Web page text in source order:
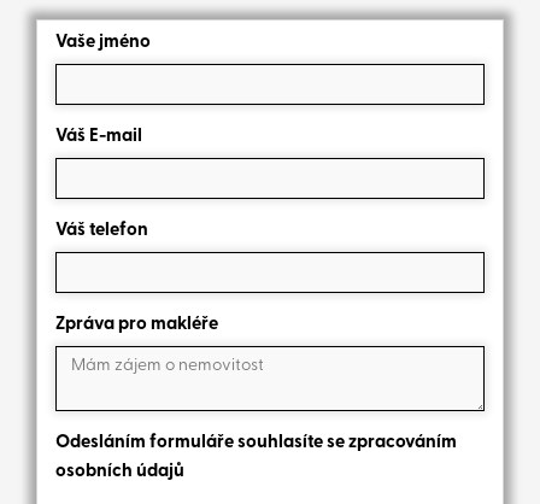
Vaše jméno
Váš E-mail
Váš telefon
Zpráva pro makléře
Odesláním formuláře souhlasíte se zpracováním
osobních údajů